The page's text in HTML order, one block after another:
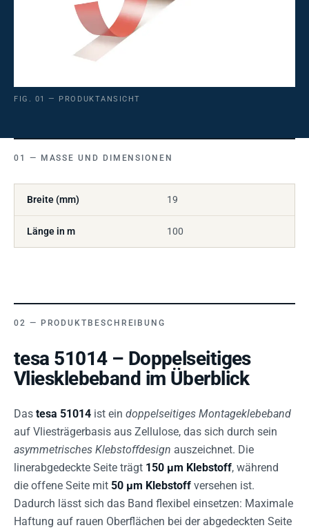
FIG. 01 — PRODUKTANSICHT
MASSE UND DIMENSIONEN
Breite (mm) 19
Länge in m 100
PRODUKTBESCHREIBUNG
tesa 51014 – Doppelseitiges
Vliesklebeband im Überblick
Das tesa 51014 ist ein doppelseitiges Montageklebeband
auf Vliesträgerbasis aus Zellulose, das sich durch sein
asymmetrisches Klebstoffdesign auszeichnet. Die
linerabgedeckte Seite trägt 150 µm Klebstoff, während
die offene Seite mit 50 µm Klebstoff versehen ist.
Dadurch lässt sich das Band flexibel einsetzen: Maximale
Haftung auf rauen Oberflächen bei der abgedeckten Seite